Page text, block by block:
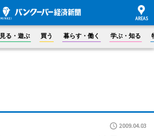
見る・遊ぶ 買う 暮らす・働く 学ぶ・知る
2009.04.03